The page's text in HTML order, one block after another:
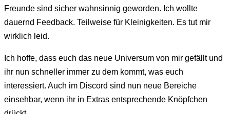
Freunde sind sicher wahnsinnig geworden. Ich wollte
dauernd Feedback. Teilweise für Kleinigkeiten. Es tut mir
wirklich leid.
Ich hoffe, dass euch das neue Universum von mir gefällt und
ihr nun schneller immer zu dem kommt, was euch
interessiert. Auch im Discord sind nun neue Bereiche
einsehbar, wenn ihr in Extras entsprechende Knöpfchen